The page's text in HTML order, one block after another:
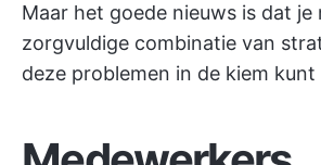
Maar het goede nieuws is dat je
zorgvuldige combinatie van
deze problemen in de kiem kunt